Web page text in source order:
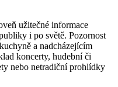
užitečné informace
i po světě. Pozornost
a nadcházejícím
koncerty, hudební či
nebo netradiční prohlídky